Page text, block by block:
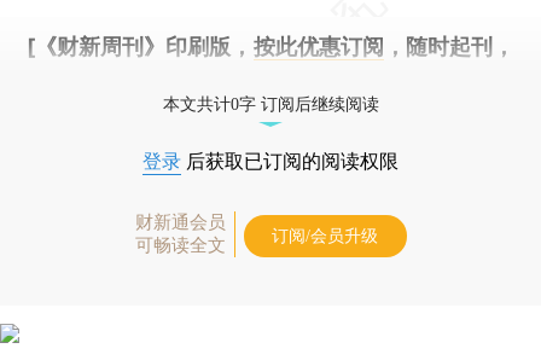
[《财新周刊》印刷版， 按此优惠订阅 ，随时起刊，
本文共计0字 订阅后继续阅读
登录 后获取已订阅的阅读权限
财新通会员
可畅读全文
订阅/会员升级